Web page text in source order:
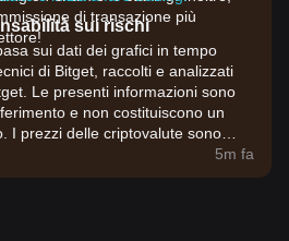
di transazione più
sui rischi
sui dati dei grafici in tempo
di Bitget, raccolti e analizzati
Le presenti informazioni sono
e non costituiscono un
I prezzi delle criptovalute sono
decisioni di investimento in
al rischio.
5m fa